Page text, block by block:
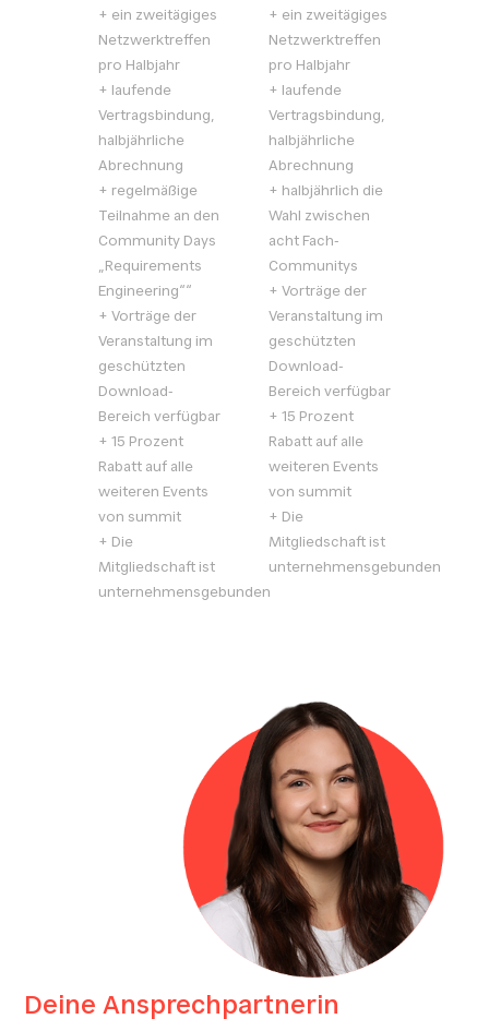
+ ein zweitägiges
Netzwerktreffen
pro Halbjahr
+ laufende
Vertragsbindung,
halbjährliche
Abrechnung
+ regelmäßige
Teilnahme an den
Community Days
„Requirements
Engineering““
+ Vorträge der
Veranstaltung im
geschützten
Download-
Bereich verfügbar
+ 15 Prozent
Rabatt auf alle
weiteren Events
von summit
+ Die
Mitgliedschaft ist
unternehmensgebunden
+ ein zweitägiges
Netzwerktreffen
pro Halbjahr
+ laufende
Vertragsbindung,
halbjährliche
Abrechnung
+ halbjährlich die
Wahl zwischen
acht Fach-
Communitys
+ Vorträge der
Veranstaltung im
geschützten
Download-
Bereich verfügbar
+ 15 Prozent
Rabatt auf alle
weiteren Events
von summit
+ Die
Mitgliedschaft ist
unternehmensgebunden
Deine Ansprechpartnerin